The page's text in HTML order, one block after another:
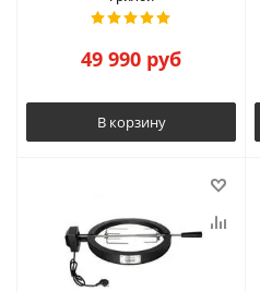
49 990 руб
В корзину